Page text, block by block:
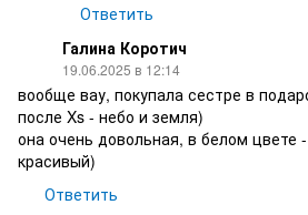
Ответить
Галина Коротич
19.06.2025 в 12:14
вообще вау, покупала сестре в
после Xs - небо и земля)
она очень довольная, в белом цвете
красивый)
Ответить